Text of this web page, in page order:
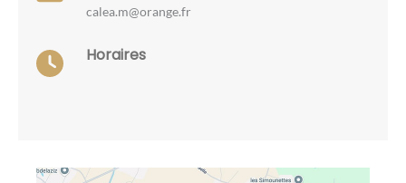
calea.m@orange.fr
Horaires